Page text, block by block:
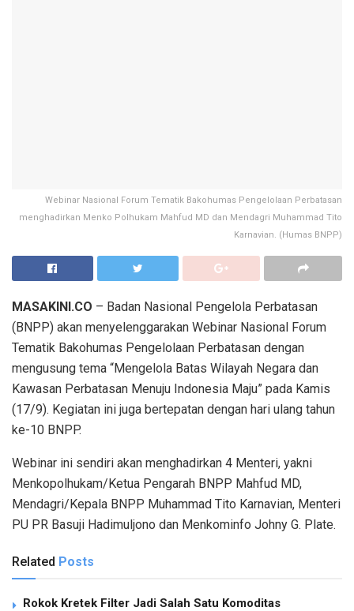
Webinar Nasional Forum Tematik Bakohumas Pengelolaan Perbatasan
menghadirkan Menko Polhukam Mahfud MD dan Mendagri Muhammad Tito
Karnavian. (Humas BNPP)
MASAKINI.CO – Badan Nasional Pengelola Perbatasan
(BNPP) akan menyelenggarakan Webinar Nasional Forum
Tematik Bakohumas Pengelolaan Perbatasan dengan
mengusung tema “Mengelola Batas Wilayah Negara dan
Kawasan Perbatasan Menuju Indonesia Maju” pada Kamis
(17/9). Kegiatan ini juga bertepatan dengan hari ulang tahun
ke-10 BNPP.
Webinar ini sendiri akan menghadirkan 4 Menteri, yakni
Menkopolhukam/Ketua Pengarah BNPP Mahfud MD,
Mendagri/Kepala BNPP Muhammad Tito Karnavian, Menteri
PU PR Basuji Hadimuljono dan Menkominfo Johny G. Plate.
Related Posts
Rokok Kretek Filter Jadi Salah Satu Komoditas